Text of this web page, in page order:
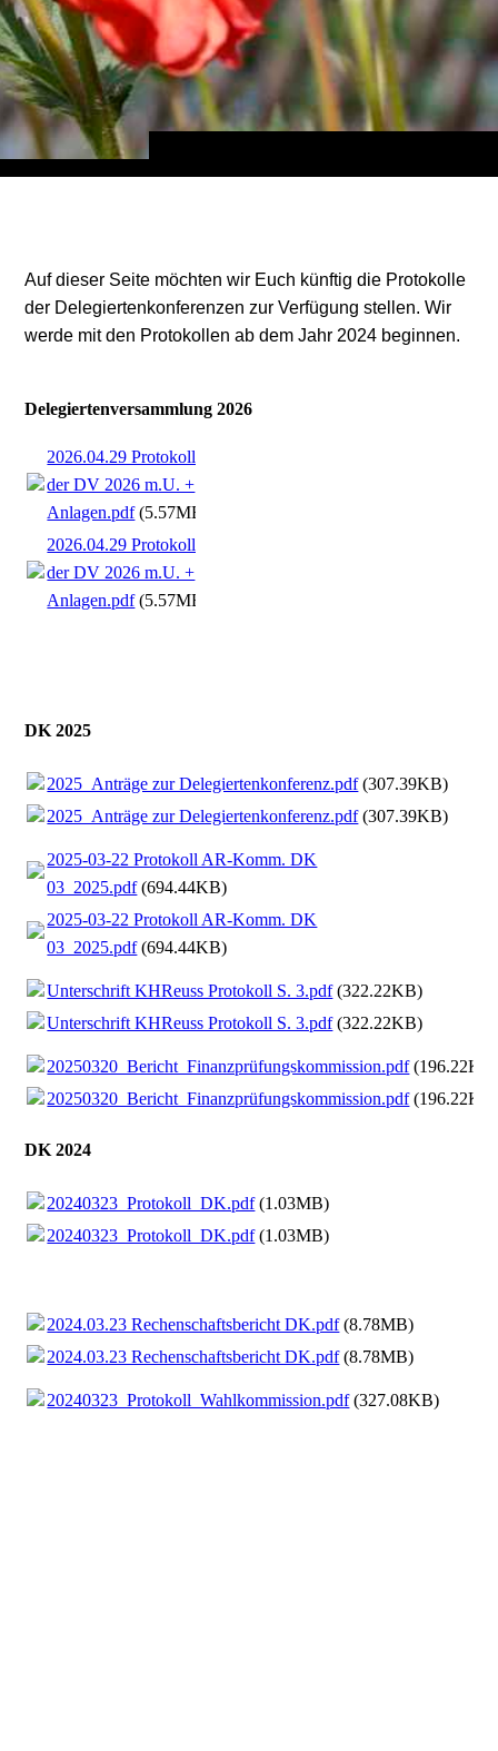
Auf dieser Seite möchten wir Euch künftig die Protokolle
der Delegiertenkonferenzen zur Verfügung stellen. Wir
werde mit den Protokollen ab dem Jahr 2024 beginnen.
Delegiertenversammlung 2026
2026.04.29 Protokoll
der DV 2026 m.U. +
Anlagen.pdf(5.57MB)
2026.04.29 Protokoll
der DV 2026 m.U. +
Anlagen.pdf(5.57MB)
DK 2025
2025_Anträge zur Delegiertenkonferenz.pdf(307.39KB)
2025_Anträge zur Delegiertenkonferenz.pdf(307.39KB)
2025-03-22 Protokoll AR-Komm. DK
03_2025.pdf(694.44KB)
2025-03-22 Protokoll AR-Komm. DK
03_2025.pdf(694.44KB)
Unterschrift KHReuss Protokoll S. 3.pdf(322.22KB)
Unterschrift KHReuss Protokoll S. 3.pdf(322.22KB)
20250320_Bericht_Finanzprüfungskommission.pdf
20250320_Bericht_Finanzprüfungskommission.pdf
DK 2024
20240323_Protokoll_DK.pdf(1.03MB)
20240323_Protokoll_DK.pdf(1.03MB)
2024.03.23 Rechenschaftsbericht DK.pdf(8.78MB)
2024.03.23 Rechenschaftsbericht DK.pdf(8.78MB)
20240323_Protokoll_Wahlkommission.pdf(327.08KB)